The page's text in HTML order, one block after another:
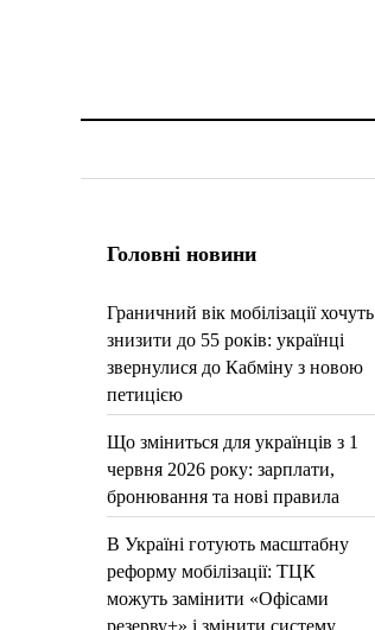
Головні новини
Граничний вік мобілізації хочуть
знизити до 55 років: українці
звернулися до Кабміну з новою
петицією
Що зміниться для українців з 1
червня 2026 року: зарплати,
бронювання та нові правила
В Україні готують масштабну
реформу мобілізації: ТЦК
можуть замінити «Офісами
резерву+» і змінити систему